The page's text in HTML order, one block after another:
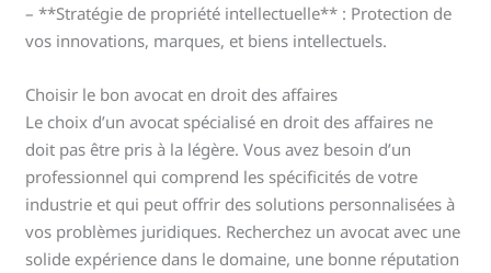
– **Stratégie de propriété intellectuelle** : Protection de
vos innovations, marques, et biens intellectuels.
Choisir le bon avocat en droit des affaires
Le choix d’un avocat spécialisé en droit des affaires ne
doit pas être pris à la légère. Vous avez besoin d’un
professionnel qui comprend les spécificités de votre
industrie et qui peut offrir des solutions personnalisées à
vos problèmes juridiques. Recherchez un avocat avec une
solide expérience dans le domaine, une bonne réputation